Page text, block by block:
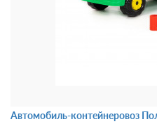
Автомобиль-контейнеровоз